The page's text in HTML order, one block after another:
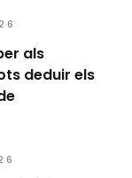
als
deduir els